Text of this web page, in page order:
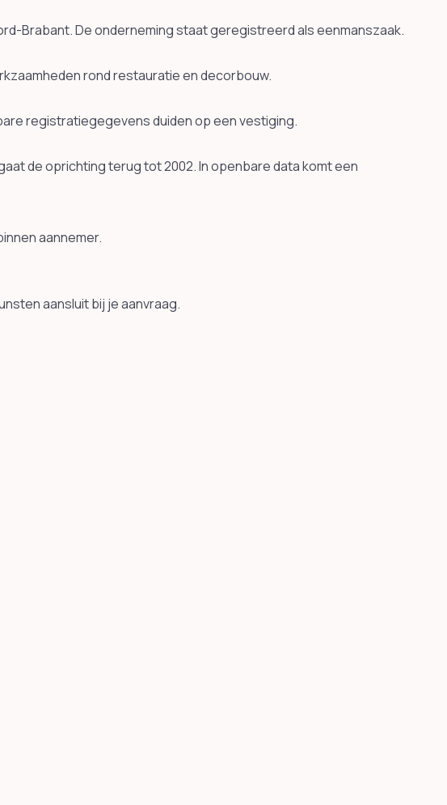
Brabant. De onderneming staat geregistreerd als eenmanszaak.
rond restauratie en decorbouw.
registratiegegevens duiden op een vestiging.
de oprichting terug tot 2002. In openbare data komt een
aannemer.
aansluit bij je aanvraag.